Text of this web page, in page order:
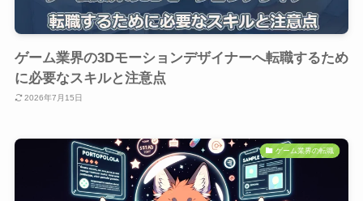
ゲーム業界の3Dモーションデザイナーへ転職するため
に必要なスキルと注意点
2026年7月15日
ゲーム業界の転職